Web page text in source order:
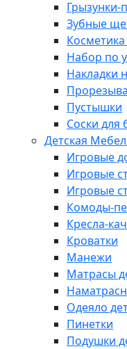
Грызунки-
Зубные
Косметика
Набор по
Накладки
Пустышки
Соски для
Детская
Игровые
Игровые
Игровые
Комоды-
Кресла-
Кроватки
Манежи
Матрасы
Одеяло
Пинетки
Подушки